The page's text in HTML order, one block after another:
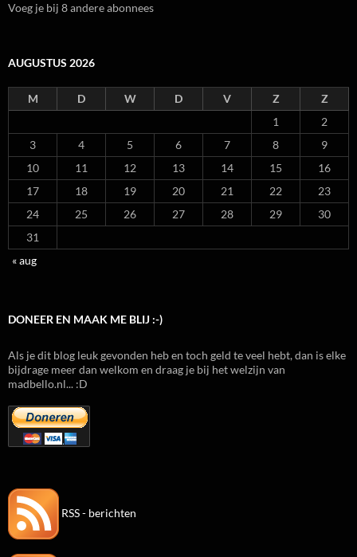
Voeg je bij 8 andere abonnees
AUGUSTUS 2026
M D W D V Z
Z
1
2
3
4 5 6 7 8
9
10
11 12 13 14 15
16
17
18 19 20 21 22
23
24
25 26 27 28 29
30
31
« aug
DONEER EN MAAK ME BLIJ :-)
Als je dit blog leuk gevonden heb en toch geld te veel hebt, dan is elke
bijdrage meer dan welkom en draag je bij het welzijn van
madbello.nl... :D
RSS - berichten